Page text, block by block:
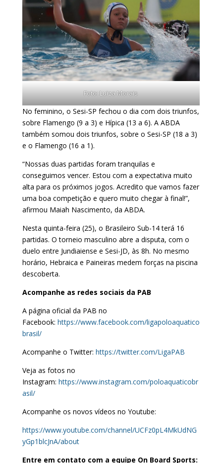
Foto: Luiza Morais
No feminino, o Sesi-SP fechou o dia com dois triunfos,
sobre Flamengo (9 a 3) e Hípica (13 a 6). A ABDA
também somou dois triunfos, sobre o Sesi-SP (18 a 3)
e o Flamengo (16 a 1).
“Nossas duas partidas foram tranquilas e
conseguimos vencer. Estou com a expectativa muito
alta para os próximos jogos. Acredito que vamos fazer
uma boa competição e quero muito chegar à final!”,
afirmou Maiah Nascimento, da ABDA.
Nesta quinta-feira (25), o Brasileiro Sub-14 terá 16
partidas. O torneio masculino abre a disputa, com o
duelo entre Jundiaiense e Sesi-JD, às 8h. No mesmo
horário, Hebraica e Paineiras medem forças na piscina
descoberta.
Acompanhe as redes sociais da PAB
A página oficial da PAB no
Facebook: https://www.facebook.com/ligapoloaquatico
brasil/
Acompanhe o Twitter: https://twitter.com/LigaPAB
Veja as fotos no
Instagram: https://www.instagram.com/poloaquaticobr
asil/
Acompanhe os novos vídeos no Youtube:
https://www.youtube.com/channel/UCFz0pL4MkUdNG
yGp1blcJnA/about
Entre em contato com a equipe On Board Sports: